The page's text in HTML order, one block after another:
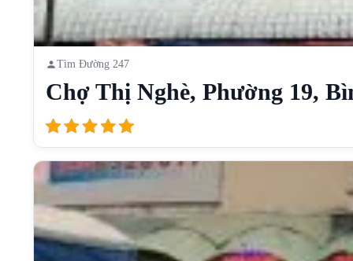
Tìm Đường 247
Chợ Thị Nghè, Phường 19,